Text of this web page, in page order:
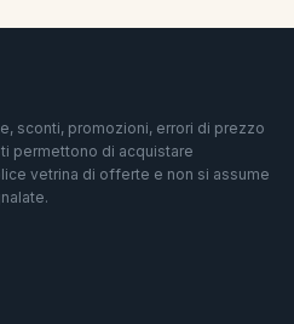
sconti, promozioni, errori di prezzo
permettono di acquistare
vetrina di offerte e non si assume